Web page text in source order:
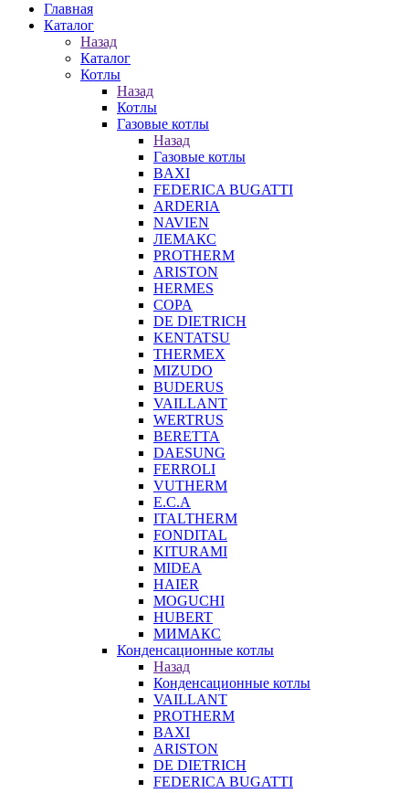
Главная
Каталог
Назад
Каталог
Котлы
Назад
Котлы
Газовые котлы
Назад
Газовые котлы
BAXI
FEDERICA BUGATTI
ARDERIA
NAVIEN
ЛЕМАКС
PROTHERM
ARISTON
HERMES
COPA
DE DIETRICH
KENTATSU
THERMEX
MIZUDO
BUDERUS
VAILLANT
WERTRUS
BERETTA
DAESUNG
FERROLI
VUTHERM
E.C.A
ITALTHERM
FONDITAL
KITURAMI
MIDEA
HAIER
MOGUCHI
HUBERT
МИМАКС
Конденсационные котлы
Назад
Конденсационные котлы
VAILLANT
PROTHERM
BAXI
ARISTON
DE DIETRICH
FEDERICA BUGATTI